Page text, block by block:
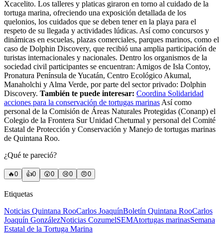
Xcacelito. Los talleres y platicas giraron en torno al cuidado de la
tortuga marina, ofreciendo una exposición detallada de los
quelonios, los cuidados que se deben tener en la playa para el
respeto de su llegada y actividades lúdicas. Así como concursos y
dinámicas en escuelas, plazas comerciales, parques marinos, como el
caso de Dolphin Discovery, que recibió una amplia participación de
turistas internacionales y nacionales. Dentro los organismos de la
sociedad civil participantes se encuentran: Amigos de Isla Contoy,
Pronatura Península de Yucatán, Centro Ecológico Akumal,
Manaholchi y Alma Verde, por parte del sector privado: Dolphin
Discovery. También te puede interesar: Coordina Solidaridad
acciones para la conservación de tortugas marinas Así como
personal de la Comisión de Áreas Naturales Protegidas (Conanp) el
Colegio de la Frontera Sur Unidad Chetumal y personal del Comité
Estatal de Protección y Conservación y Manejo de tortugas marinas
de Quintana Roo.
¿Qué te pareció?
🔥0 👍0 😲0 😢0 😠0
Etiquetas
Noticias Quintana RooCarlos JoaquínBoletín Quintana RooCarlos
Joaquín GonzálezNoticias CozumelSEMAtortugas marinasSemana
Estatal de la Tortuga Marina